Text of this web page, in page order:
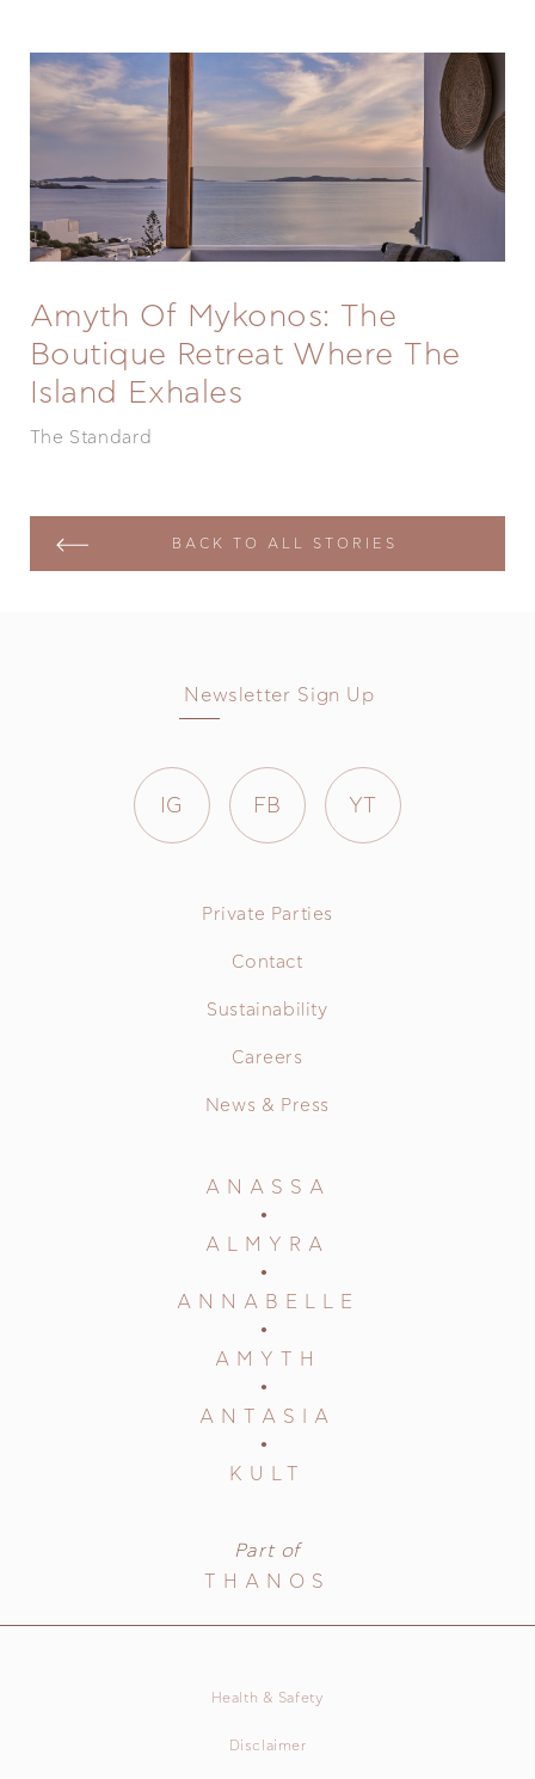
Amyth Of Mykonos: The
Boutique Retreat Where The
Island Exhales
The Standard
BACK TO ALL STORIES
Newsletter Sign Up
IG FB YT
Private Parties
Contact
Sustainability
Careers
News & Press
ANASSA
ALMYRA
ANNABELLE
AMYTH
ANTASIA
KULT
Part of
THANOS
Health & Safety
Disclaimer